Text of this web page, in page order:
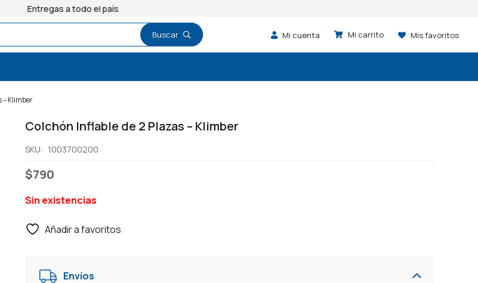
Entregas a todo el país
Mi cuenta Mis favoritos
– Klimber
Colchón Inflable de 2 Plazas – Klimber
SKU: 1003700200
$790
Sin existencias
Añadir a favoritos
Envíos